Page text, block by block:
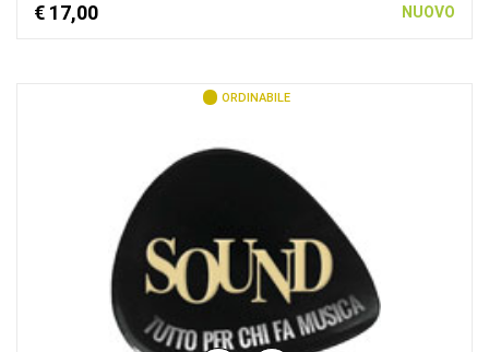
€ 17,00 NUOVO
ORDINABILE